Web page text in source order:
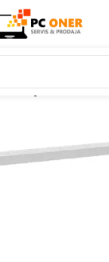
LED sijalice